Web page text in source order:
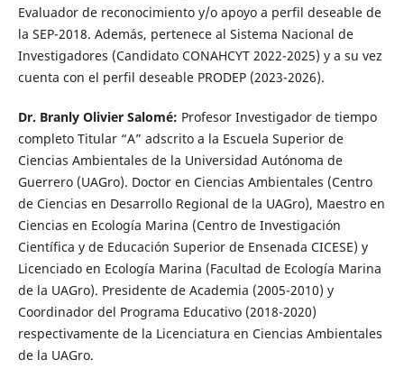
Evaluador de reconocimiento y/o apoyo a perfil deseable de
la SEP-2018. Además, pertenece al Sistema Nacional de
Investigadores (Candidato CONAHCYT 2022-2025) y a su vez
cuenta con el perfil deseable PRODEP (2023-2026).
Dr. Branly Olivier Salomé: Profesor Investigador de tiempo
completo Titular “A” adscrito a la Escuela Superior de
Ciencias Ambientales de la Universidad Autónoma de
Guerrero (UAGro). Doctor en Ciencias Ambientales (Centro
de Ciencias en Desarrollo Regional de la UAGro), Maestro en
Ciencias en Ecología Marina (Centro de Investigación
Científica y de Educación Superior de Ensenada CICESE) y
Licenciado en Ecología Marina (Facultad de Ecología Marina
de la UAGro). Presidente de Academia (2005-2010) y
Coordinador del Programa Educativo (2018-2020)
respectivamente de la Licenciatura en Ciencias Ambientales
de la UAGro.